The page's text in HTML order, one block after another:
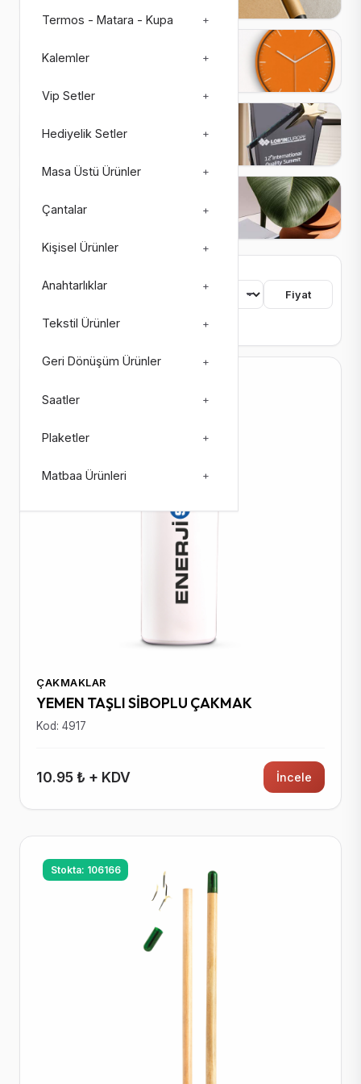
73 ürün
Termos - Matara - Kupa +
Kalemler +
Vip Setler +
Hediyelik Setler +
Masa Üstü Ürünler +
Çantalar +
Kişisel Ürünler +
Anahtarlıklar +
Tekstil Ürünler +
Geri Dönüşüm Ürünler +
Saatler +
Plaketler +
Matbaa Ürünleri +
Fiyat
Renk
ÇAKMAKLAR
YEMEN TAŞLI SİBOPLU ÇAKMAK
Kod: 4917
10.95 ₺ + KDV İncele
Stokta: 106166